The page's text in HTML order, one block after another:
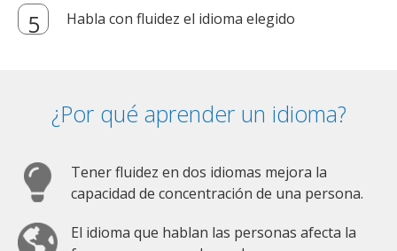
Habla con fluidez el idioma elegido
¿Por qué aprender un idioma?
Tener fluidez en dos idiomas mejora la
capacidad de concentración de una persona.
El idioma que hablan las personas afecta la